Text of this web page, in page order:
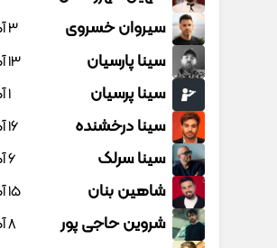
سیروان خسروی 3 آهنگ
سینا پارسیان 13 آهنگ
سینا پرسیان 1 آهنگ
سینا درخشنده 16 آهنگ
سینا سرلک 6 آهنگ
شاهین بنان 15 آهنگ
شروین حاجی پور 8 آهنگ